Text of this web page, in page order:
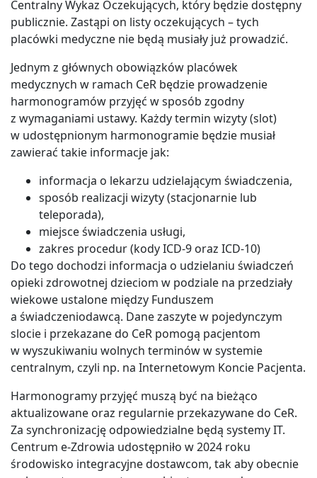
Centralny Wykaz Oczekujących, który będzie dostępny
publicznie. Zastąpi on listy oczekujących – tych
placówki medyczne nie będą musiały już prowadzić.
Jednym z głównych obowiązków placówek
medycznych w ramach CeR będzie prowadzenie
harmonogramów przyjęć w sposób zgodny
z wymaganiami ustawy. Każdy termin wizyty (slot)
w udostępnionym harmonogramie będzie musiał
zawierać takie informacje jak:
informacja o lekarzu udzielającym świadczenia,
sposób realizacji wizyty (stacjonarnie lub
teleporada),
miejsce świadczenia usługi,
zakres procedur (kody ICD-9 oraz ICD-10)
Do tego dochodzi informacja o udzielaniu świadczeń
opieki zdrowotnej dzieciom w podziale na przedziały
wiekowe ustalone między Funduszem
a świadczeniodawcą. Dane zaszyte w pojedynczym
slocie i przekazane do CeR pomogą pacjentom
w wyszukiwaniu wolnych terminów w systemie
centralnym, czyli np. na Internetowym Koncie Pacjenta.
Harmonogramy przyjęć muszą być na bieżąco
aktualizowane oraz regularnie przekazywane do CeR.
Za synchronizację odpowiedzialne będą systemy IT.
Centrum e-Zdrowia udostępniło w 2024 roku
środowisko integracyjne dostawcom, tak aby obecnie